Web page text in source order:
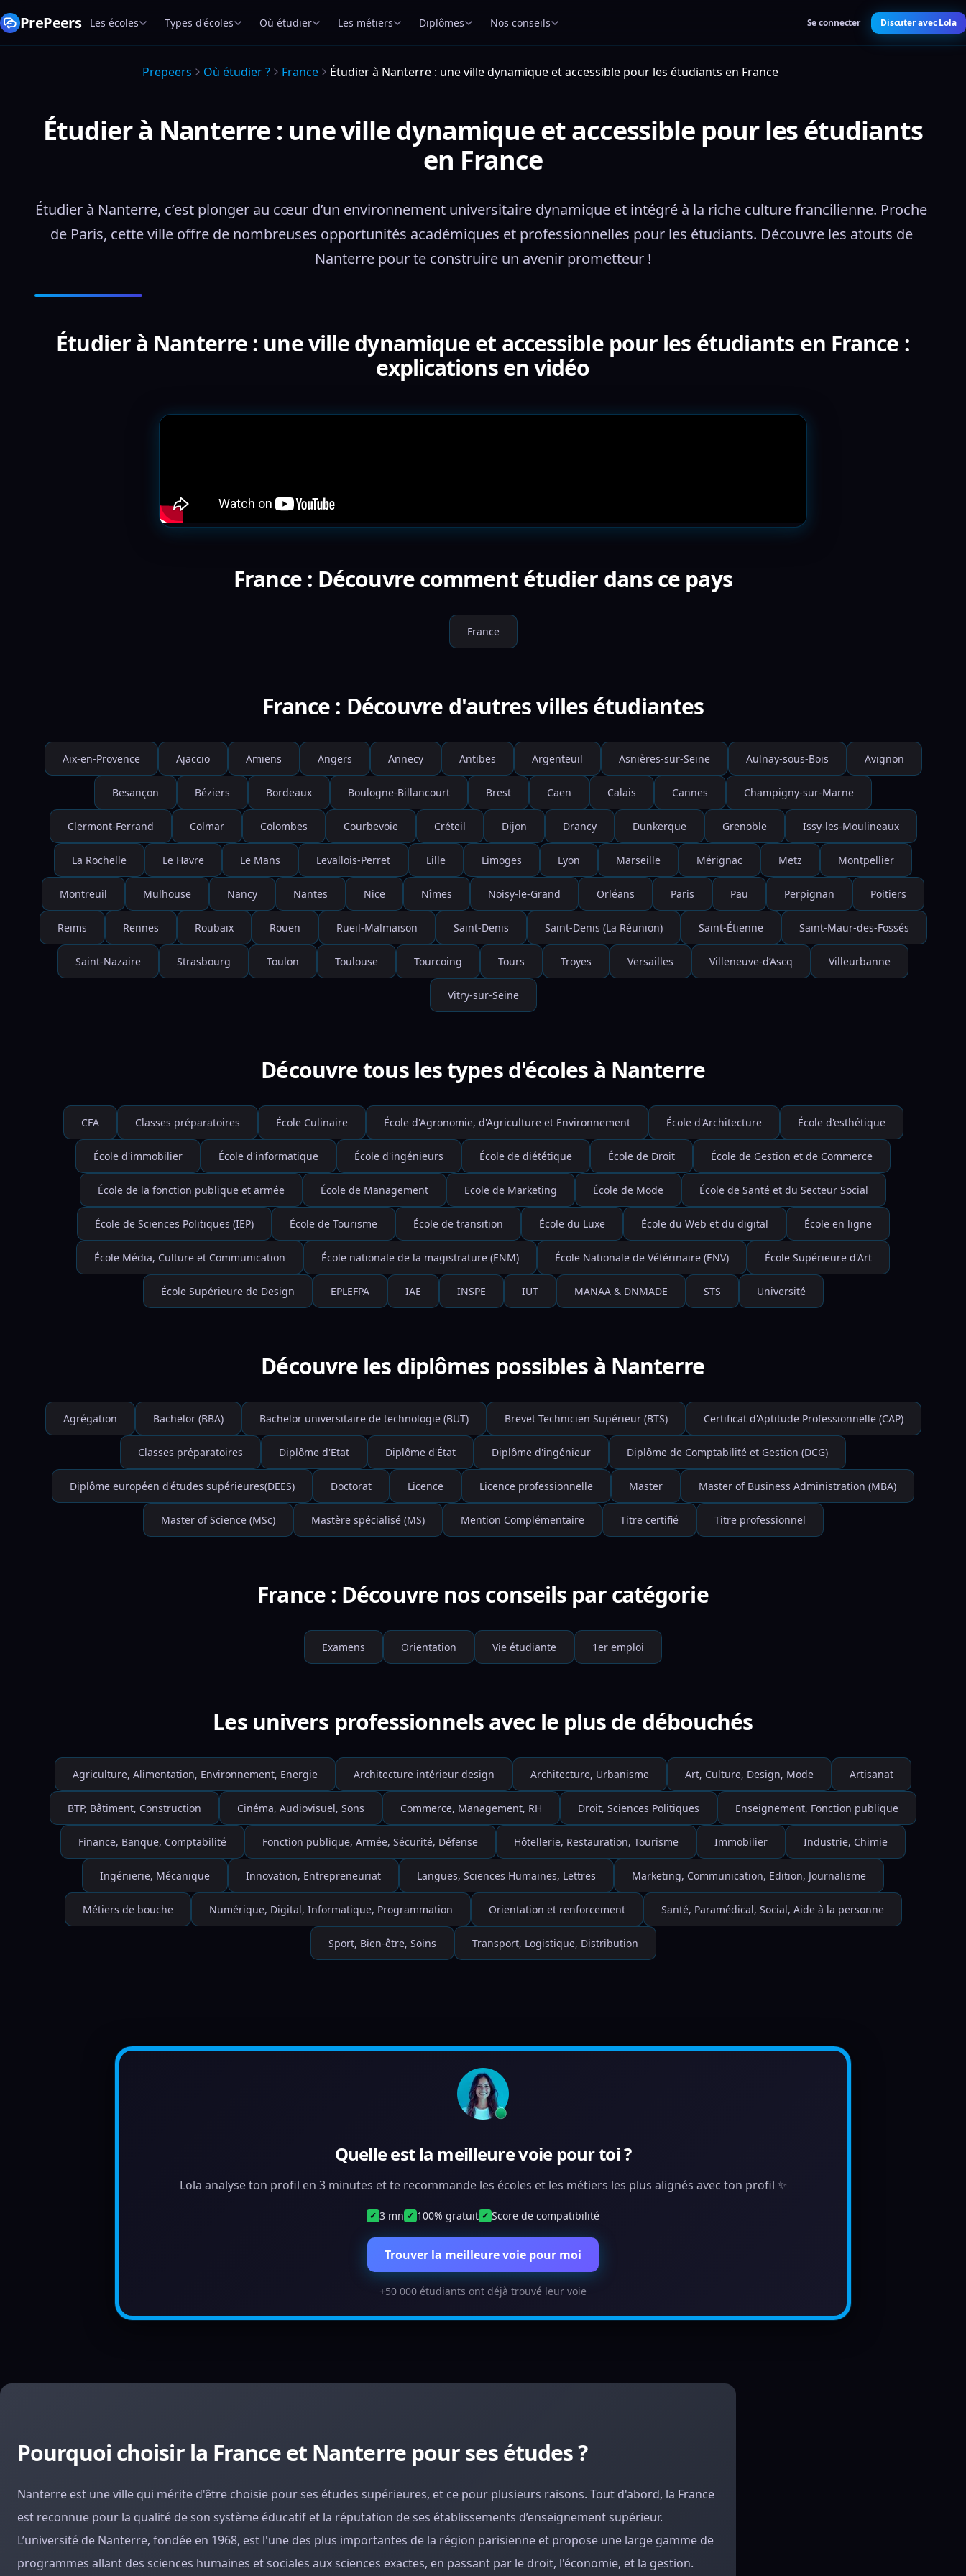
PrePeers Les écoles Types d'écoles Où étudier Les métiers Diplômes Nos conseils Se connecter Discuter avec Lola
Prepeers Où étudier ? France Étudier à Nanterre : une ville dynamique et accessible pour les étudiants en France
Étudier à Nanterre : une ville dynamique et accessible pour les étudiants
en France
Étudier à Nanterre, c’est plonger au cœur d’un environnement universitaire dynamique et intégré à la riche culture francilienne. Proche
de Paris, cette ville offre de nombreuses opportunités académiques et professionnelles pour les étudiants. Découvre les atouts de
Nanterre pour te construire un avenir prometteur !
Étudier à Nanterre : une ville dynamique et accessible pour les étudiants en France :
explications en vidéo
France : Découvre comment étudier dans ce pays
France
France : Découvre d'autres villes étudiantes
Aix-en-Provence Ajaccio Amiens Angers Annecy Antibes Argenteuil Asnières-sur-Seine Aulnay-sous-Bois Avignon
Besançon Béziers Bordeaux Boulogne-Billancourt Brest Caen Calais Cannes Champigny-sur-Marne
Clermont-Ferrand Colmar Colombes Courbevoie Créteil Dijon Drancy Dunkerque Grenoble Issy-les-Moulineaux
La Rochelle Le Havre Le Mans Levallois-Perret Lille Limoges Lyon Marseille Mérignac Metz Montpellier
Montreuil Mulhouse Nancy Nantes Nice Nîmes Noisy-le-Grand Orléans Paris Pau Perpignan Poitiers
Reims Rennes Roubaix Rouen Rueil-Malmaison Saint-Denis Saint-Denis (La Réunion) Saint-Étienne Saint-Maur-des-Fossés
Saint-Nazaire Strasbourg Toulon Toulouse Tourcoing Tours Troyes Versailles Villeneuve-d’Ascq Villeurbanne
Vitry-sur-Seine
Découvre tous les types d'écoles à Nanterre
CFA Classes préparatoires École Culinaire École d'Agronomie, d'Agriculture et Environnement École d'Architecture École d'esthétique
École d'immobilier École d'informatique École d'ingénieurs École de diététique École de Droit École de Gestion et de Commerce
École de la fonction publique et armée École de Management Ecole de Marketing École de Mode École de Santé et du Secteur Social
École de Sciences Politiques (IEP) École de Tourisme École de transition École du Luxe École du Web et du digital École en ligne
École Média, Culture et Communication École nationale de la magistrature (ENM) École Nationale de Vétérinaire (ENV) École Supérieure d'Art
École Supérieure de Design EPLEFPA IAE INSPE IUT MANAA & DNMADE STS Université
Découvre les diplômes possibles à Nanterre
Agrégation Bachelor (BBA) Bachelor universitaire de technologie (BUT) Brevet Technicien Supérieur (BTS) Certificat d'Aptitude Professionnelle (CAP)
Classes préparatoires Diplôme d'Etat Diplôme d'État Diplôme d'ingénieur Diplôme de Comptabilité et Gestion (DCG)
Diplôme européen d'études supérieures(DEES) Doctorat Licence Licence professionnelle Master Master of Business Administration (MBA)
Master of Science (MSc) Mastère spécialisé (MS) Mention Complémentaire Titre certifié Titre professionnel
France : Découvre nos conseils par catégorie
Examens Orientation Vie étudiante 1er emploi
Les univers professionnels avec le plus de débouchés
Agriculture, Alimentation, Environnement, Energie Architecture intérieur design Architecture, Urbanisme Art, Culture, Design, Mode Artisanat
BTP, Bâtiment, Construction Cinéma, Audiovisuel, Sons Commerce, Management, RH Droit, Sciences Politiques Enseignement, Fonction publique
Finance, Banque, Comptabilité Fonction publique, Armée, Sécurité, Défense Hôtellerie, Restauration, Tourisme Immobilier Industrie, Chimie
Ingénierie, Mécanique Innovation, Entrepreneuriat Langues, Sciences Humaines, Lettres Marketing, Communication, Edition, Journalisme
Métiers de bouche Numérique, Digital, Informatique, Programmation Orientation et renforcement Santé, Paramédical, Social, Aide à la personne
Sport, Bien-être, Soins Transport, Logistique, Distribution
Quelle est la meilleure voie pour toi ?
Lola analyse ton profil en 3 minutes et te recommande les écoles et les métiers les plus alignés avec ton profil ✨
✓ 3 mn ✓ 100% gratuit ✓ Score de compatibilité
Trouver la meilleure voie pour moi
+50 000 étudiants ont déjà trouvé leur voie
Pourquoi choisir la France et Nanterre pour ses études ?
Nanterre est une ville qui mérite d'être choisie pour ses études supérieures, et ce pour plusieurs raisons. Tout d'abord, la France
est reconnue pour la qualité de son système éducatif et la réputation de ses établissements d’enseignement supérieur.
L’université de Nanterre, fondée en 1968, est l'une des plus importantes de la région parisienne et propose une large gamme de
programmes allant des sciences humaines et sociales aux sciences exactes, en passant par le droit, l'économie, et la gestion.